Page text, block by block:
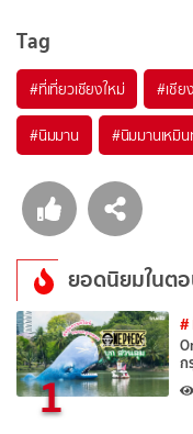
Tag
#ที่เที่ยวเชียงใหม่ #เชีย
#นิมมาน #นิมมานเหมิ
ยอดนิยมในต
1
#
ก